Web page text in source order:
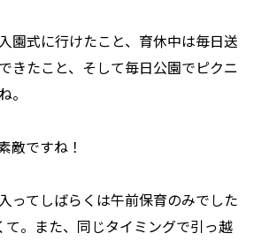
園式に行けたこと、育休中は毎日送
きたこと、そして毎日公園でピクニ
。
敵ですね！
ってしばらくは午前保育のみでした
て。また、同じタイミングで引っ越